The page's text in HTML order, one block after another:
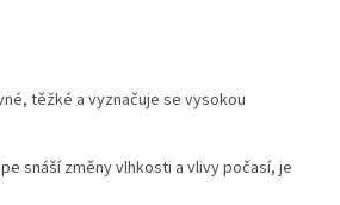
těžké a vyznačuje se vysokou
snáší změny vlhkosti a vlivy počasí, je